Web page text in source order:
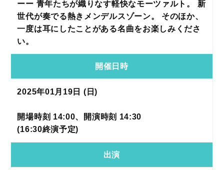
ーー 青年たちが織りなす軽快なモーツァルト。 新
世代が奏でる熱きメンデルスゾーン。 そのほか、
一度は耳にしたことがある名曲をお楽しみくださ
い。
開催日時
2025年01月19日 (日)
開場時刻 14:00、開演時刻 14:30
(16:30終演予定)
出演